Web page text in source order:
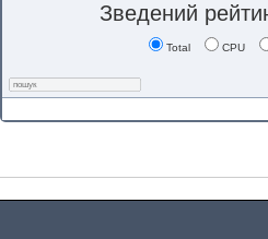
Зведений
Total CPU